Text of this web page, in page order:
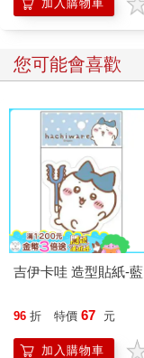
加入購物車
您可能會喜歡
吉伊卡哇 造型貼紙-藍
96 折 特價 67 元
加入購物車